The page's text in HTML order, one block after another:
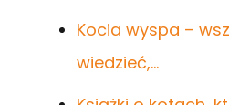
Kocia wyspa –
wiedzieć,…